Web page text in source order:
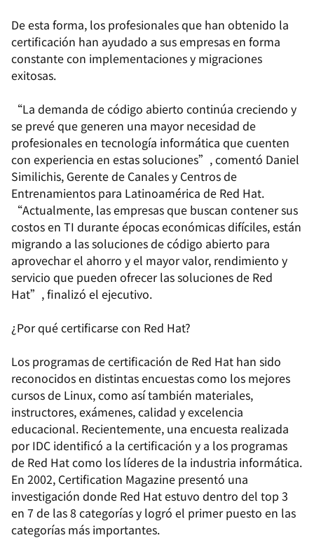
De esta forma, los profesionales que han obtenido la
certificación han ayudado a sus empresas en forma
constante con implementaciones y migraciones
exitosas.
“La demanda de código abierto continúa creciendo y
se prevé que generen una mayor necesidad de
profesionales en tecnología informática que cuenten
con experiencia en estas soluciones”, comentó Daniel
Similichis, Gerente de Canales y Centros de
Entrenamientos para Latinoamérica de Red Hat.
“Actualmente, las empresas que buscan contener sus
costos en TI durante épocas económicas difíciles, están
migrando a las soluciones de código abierto para
aprovechar el ahorro y el mayor valor, rendimiento y
servicio que pueden ofrecer las soluciones de Red
Hat”, finalizó el ejecutivo.
¿Por qué certificarse con Red Hat?
Los programas de certificación de Red Hat han sido
reconocidos en distintas encuestas como los mejores
cursos de Linux, como así también materiales,
instructores, exámenes, calidad y excelencia
educacional. Recientemente, una encuesta realizada
por IDC identificó a la certificación y a los programas
de Red Hat como los líderes de la industria informática.
En 2002, Certification Magazine presentó una
investigación donde Red Hat estuvo dentro del top 3
en 7 de las 8 categorías y logró el primer puesto en las
categorías más importantes.